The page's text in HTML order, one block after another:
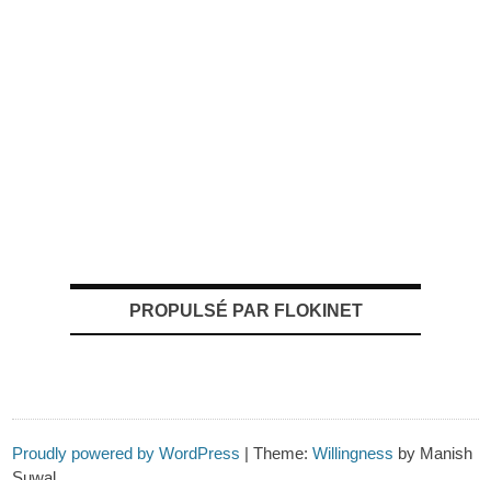
PROPULSÉ PAR FLOKINET
Proudly powered by WordPress |Theme:Willingness by Manish